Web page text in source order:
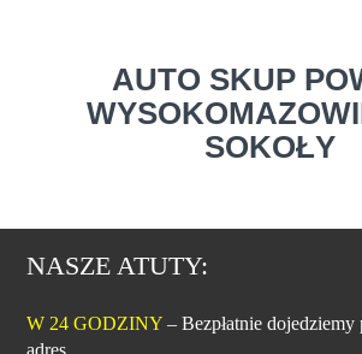
AUTO SKUP
SOKOŁY
NASZE ATUTY:
W 24 GODZINY – Bezpłatnie